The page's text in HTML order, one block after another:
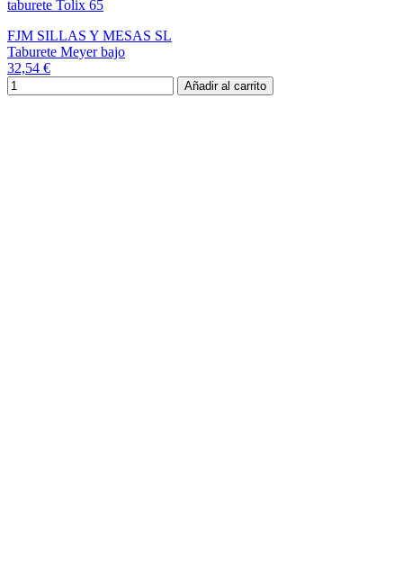
taburete Tolix 65
FJM SILLAS Y MESAS SL
Taburete Meyer bajo
32,54 €
Añadir al carrito